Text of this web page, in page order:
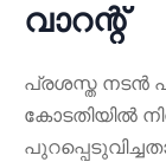
വാറന്റ്
പ്രശസ്ത നടൻ
കോടതിയിൽ